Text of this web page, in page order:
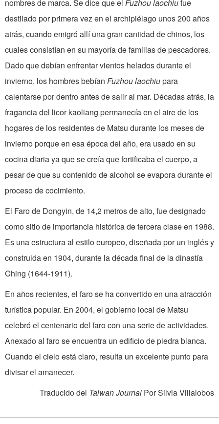
nombres de marca. Se dice que el Fuzhou laochiufue
destilado por primera vez en el archipiélago unos 200 años
atrás, cuando emigró allí una gran cantidad de chinos, los
cuales consistían en su mayoría de familias de pescadores.
Dado que debían enfrentar vientos helados durante el
invierno, los hombres bebían Fuzhou laochiupara
calentarse por dentro antes de salir al mar. Décadas atrás, la
fragancia del licor kaoliang permanecía en el aire de los
hogares de los residentes de Matsu durante los meses de
invierno porque en esa época del año, era usado en su
cocina diaria ya que se creía que fortificaba el cuerpo, a
pesar de que su contenido de alcohol se evapora durante el
proceso de cocimiento.
El Faro de Dongyin, de 14,2 metros de alto, fue designado
como sitio de importancia histórica de tercera clase en 1988.
Es una estructura al estilo europeo, diseñada por un inglés y
construida en 1904, durante la década final de la dinastía
Ching (1644-1911).
En años recientes, el faro se ha convertido en una atracción
turística popular. En 2004, el gobierno local de Matsu
celebró el centenario del faro con una serie de actividades.
Anexado al faro se encuentra un edificio de piedra blanca.
Cuando el cielo está claro, resulta un excelente punto para
divisar el amanecer.
Traducido del Taiwan Journal Por Silvia Villalobos